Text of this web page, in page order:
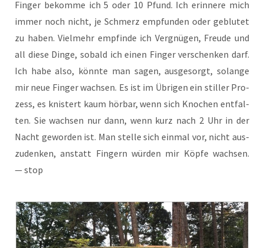
Fin­ger bekom­me ich 5 oder 10 Pfund. Ich erin­ne­re mich
immer noch nicht, je Schmerz emp­fun­den oder geblu­tet
zu haben. Viel­mehr emp­fin­de ich Ver­gnü­gen, Freu­de und
all die­se Din­ge, sobald ich einen Fin­ger ver­schen­ken darf.
Ich habe also, könn­te man sagen, aus­ge­sorgt, solan­ge
mir neue Fin­ger wach­sen. Es ist im Übri­gen ein stil­ler Pro­
zess, es knis­tert kaum hör­bar, wenn sich Kno­chen ent­fal­
ten. Sie wach­sen nur dann, wenn kurz nach 2 Uhr in der
Nacht gewor­den ist. Man stel­le sich ein­mal vor, nicht aus­
zu­den­ken, anstatt Fin­gern wür­den mir Köp­fe wach­sen.
— stop